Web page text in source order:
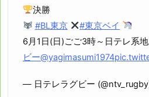
決勝
#BL東京
#東京ベイ
6月1日(日)ごご3時～日テレ系
ビー@yagimasumi1974
— 日テレラグビー